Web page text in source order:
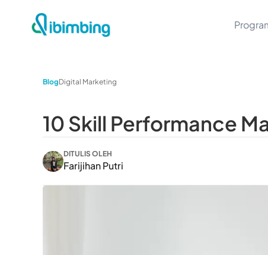
BlogDigital Marketing
10 Skill Performance
DITULIS OLEH
Farijihan Putri